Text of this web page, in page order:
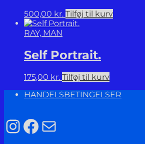
500,00 kr. Tilføj til kurv
RAY, MAN
Self Portrait.
175,00 kr. Tilføj til kurv
HANDELSBETINGELSER
Instagram
Facebook
Mail